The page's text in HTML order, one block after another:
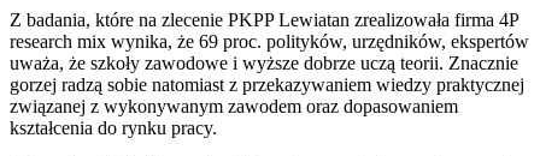
Z badania, które na zlecenie PKPP Lewiatan zrealizowała firma 4P
research mix wynika, że 69 proc. polityków, urzędników, ekspertów
uważa, że szkoły zawodowe i wyższe dobrze uczą teorii. Znacznie
gorzej radzą sobie natomiast z przekazywaniem wiedzy praktycznej
związanej z wykonywanym zawodem oraz dopasowaniem
kształcenia do rynku pracy.